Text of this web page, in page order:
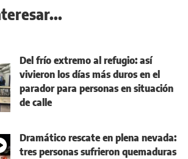
Del frío extremo al refugio: así
vivieron los días más duros en el
parador para personas en situación
de calle
Dramático rescate en plena nevada:
tres personas sufrieron quemaduras